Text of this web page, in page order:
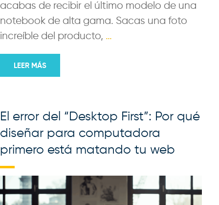
acabas de recibir el último modelo de una
notebook de alta gama. Sacas una foto
increíble del producto, …
LEER MÁS
El error del “Desktop First”: Por qué
diseñar para computadora
primero está matando tu web